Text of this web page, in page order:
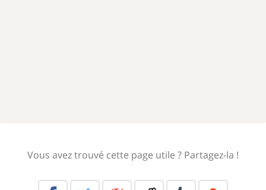
Vous avez trouvé cette page utile ? Partagez-la !